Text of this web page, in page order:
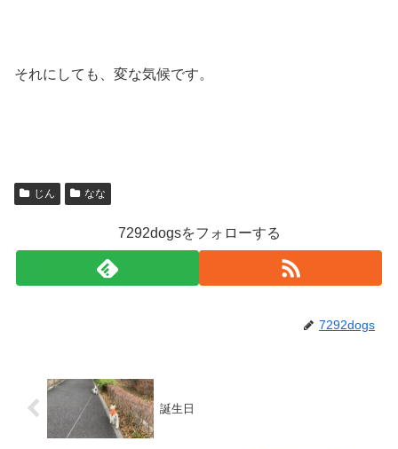
それにしても、変な気候です。
じん なな
7292dogsをフォローする
7292dogs
誕生日